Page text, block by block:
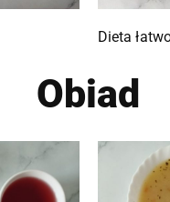
Dieta
Obiad